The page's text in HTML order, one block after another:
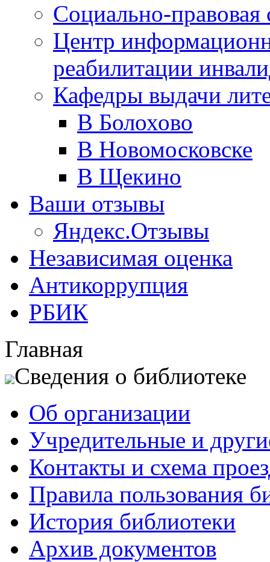
Социально-правовая
Центр
реабилитации
Кафедры выдачи
В Болохово
В Новомосковске
В Щекино
Ваши отзывы
Яндекс.Отзывы
Независимая оценка
Антикоррупция
РБИК
Главная
Сведения о библиотеке
Об организации
Учредительные и
Контакты и схема
Правила пользования
История библиотеки
Архив документов